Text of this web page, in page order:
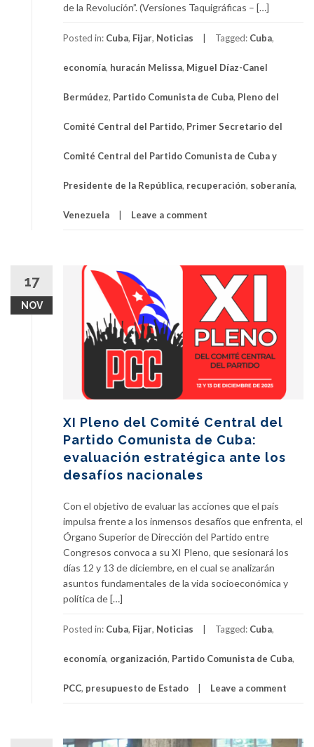
de la Revolución”. (Versiones Taquigráficas – […]
Posted in: Cuba, Fijar, Noticias Tagged: Cuba,
economía, huracán Melissa, Miguel Díaz-Canel
Bermúdez, Partido Comunista de Cuba, Pleno del
Comité Central del Partido, Primer Secretario del
Comité Central del Partido Comunista de Cuba y
Presidente de la República, recuperación, soberanía,
Venezuela Leave a comment
17
NOV
XI Pleno del Comité Central del
Partido Comunista de Cuba:
evaluación estratégica ante los
desafíos nacionales
Con el objetivo de evaluar las acciones que el país
impulsa frente a los inmensos desafíos que enfrenta, el
Órgano Superior de Dirección del Partido entre
Congresos convoca a su XI Pleno, que sesionará los
días 12 y 13 de diciembre, en el cual se analizarán
asuntos fundamentales de la vida socioeconómica y
política de […]
Posted in: Cuba, Fijar, Noticias Tagged: Cuba,
economía, organización, Partido Comunista de Cuba,
PCC, presupuesto de Estado Leave a comment